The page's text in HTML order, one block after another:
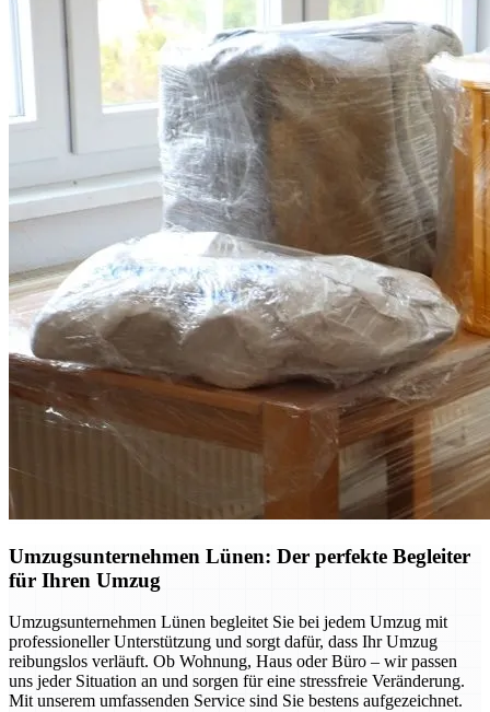
Umzugsunternehmen Lünen: Der perfekte Begleiter
für Ihren Umzug
Umzugsunternehmen Lünen begleitet Sie bei jedem Umzug mit
professioneller Unterstützung und sorgt dafür, dass Ihr Umzug
reibungslos verläuft. Ob Wohnung, Haus oder Büro – wir passen
uns jeder Situation an und sorgen für eine stressfreie Veränderung.
Mit unserem umfassenden Service sind Sie bestens aufgezeichnet.